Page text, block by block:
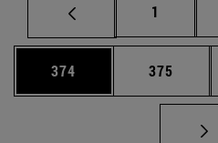
Página
1
Página
374 Página
375